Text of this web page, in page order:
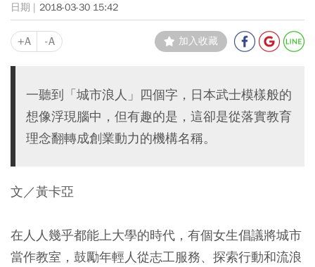
2018-03-30 15:42
+A -A 加入收藏
一聽到「城市浪人」四個字，日本武士模樣般的
想像浮現腦中，但有趣的是，這卻是從落實教育
理念翻轉成創業動力的機構名稱。
文／黃卡亞
在人人幾乎都能上大學的時代，有個女生倡議將城市
當作教室，鼓勵年輕人從志工服務、探索行動和流浪